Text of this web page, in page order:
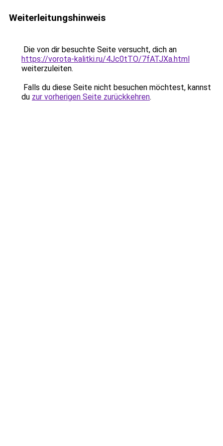
Weiterleitungshinweis
Die von dir besuchte Seite versucht, dich an
https://vorota-kalitki.ru/4Jc0tTO/7fATJXa.html
weiterzuleiten.
Falls du diese Seite nicht besuchen möchtest, kannst
du zur vorherigen Seite zurückkehren.